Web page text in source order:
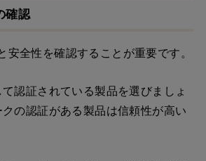
確認
安全性を確認することが重要です。
認証されている製品を選びましょ
の認証がある製品は信頼性が高い